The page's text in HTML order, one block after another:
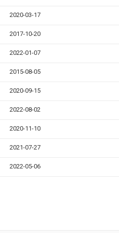
2020-03-17
2017-10-20
2022-01-07
2015-08-05
2020-09-15
2022-08-02
2020-11-10
2021-07-27
2022-05-06